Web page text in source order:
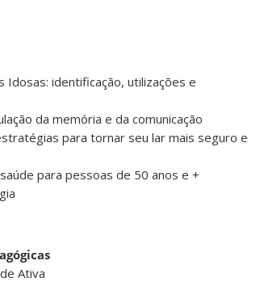
Idosas: identificação, utilizações e
da memória e da comunicação
para tornar seu lar mais seguro e
para pessoas de 50 anos e +
Ativa